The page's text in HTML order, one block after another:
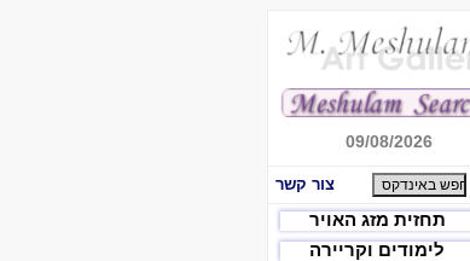
09/08/2026
צור קשר
תחזית מזג האויר
לימודים וקריירה